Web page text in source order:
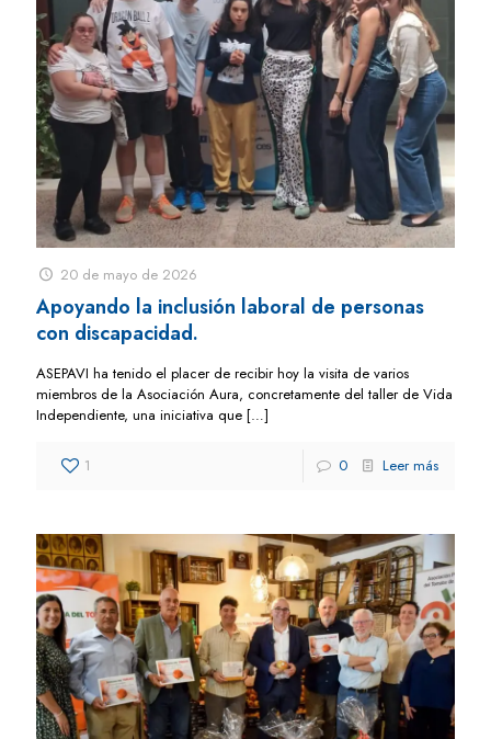
20 de mayo de 2026
Apoyando la inclusión laboral de personas
con discapacidad.
ASEPAVI ha tenido el placer de recibir hoy la visita de varios
miembros de la Asociación Aura, concretamente del taller de Vida
Independiente, una iniciativa que […]
1 0 Leer más